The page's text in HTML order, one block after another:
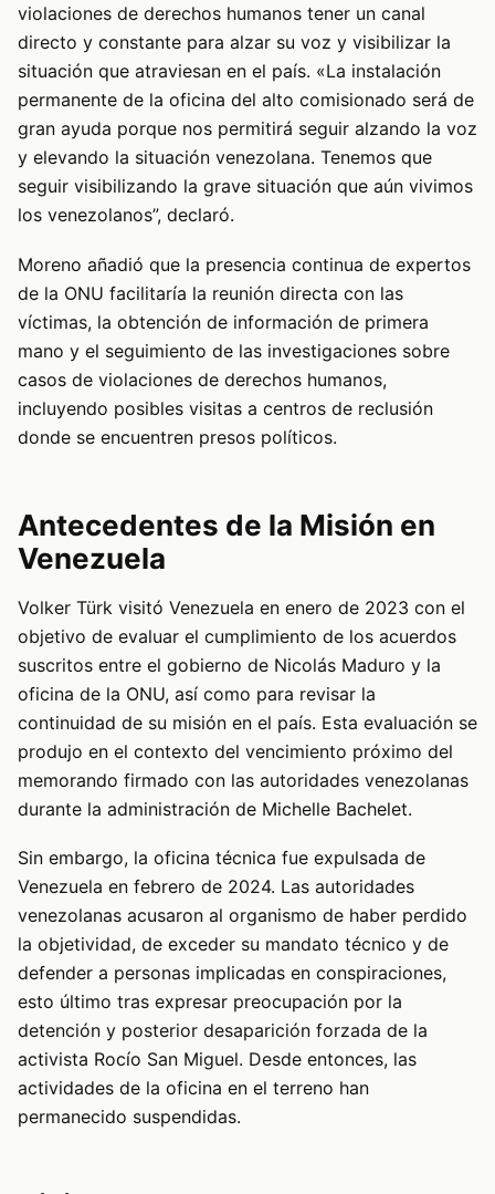
violaciones de derechos humanos tener un canal
directo y constante para alzar su voz y visibilizar la
situación que atraviesan en el país. «La instalación
permanente de la oficina del alto comisionado será de
gran ayuda porque nos permitirá seguir alzando la voz
y elevando la situación venezolana. Tenemos que
seguir visibilizando la grave situación que aún vivimos
los venezolanos”, declaró.
Moreno añadió que la presencia continua de expertos
de la ONU facilitaría la reunión directa con las
víctimas, la obtención de información de primera
mano y el seguimiento de las investigaciones sobre
casos de violaciones de derechos humanos,
incluyendo posibles visitas a centros de reclusión
donde se encuentren presos políticos.
Antecedentes de la Misión en
Venezuela
Volker Türk visitó Venezuela en enero de 2023 con el
objetivo de evaluar el cumplimiento de los acuerdos
suscritos entre el gobierno de Nicolás Maduro y la
oficina de la ONU, así como para revisar la
continuidad de su misión en el país. Esta evaluación se
produjo en el contexto del vencimiento próximo del
memorando firmado con las autoridades venezolanas
durante la administración de Michelle Bachelet.
Sin embargo, la oficina técnica fue expulsada de
Venezuela en febrero de 2024. Las autoridades
venezolanas acusaron al organismo de haber perdido
la objetividad, de exceder su mandato técnico y de
defender a personas implicadas en conspiraciones,
esto último tras expresar preocupación por la
detención y posterior desaparición forzada de la
activista Rocío San Miguel. Desde entonces, las
actividades de la oficina en el terreno han
permanecido suspendidas.